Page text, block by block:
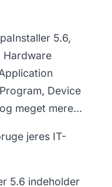
5.6,
Hardware
Device
meget mere…
jeres IT-
5.6 indeholder